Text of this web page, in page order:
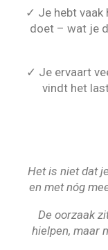
✓ Je hebt vaak
doet – wat je
✓ Je ervaart
vindt het
Het is niet dat
en met nóg
De oorzaak
hielpen, maar